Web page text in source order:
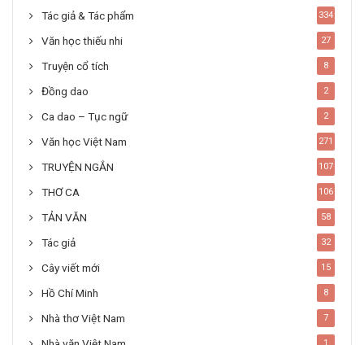
Tác giả & Tác phẩm 334
Văn học thiếu nhi 27
Truyện cổ tích 8
Đồng dao 2
Ca dao – Tục ngữ 2
Văn học Việt Nam 271
TRUYỆN NGẮN 107
THƠ CA 106
TẢN VĂN 58
Tác giả 32
Cây viết mới 15
Hồ Chí Minh 8
Nhà thơ Việt Nam 7